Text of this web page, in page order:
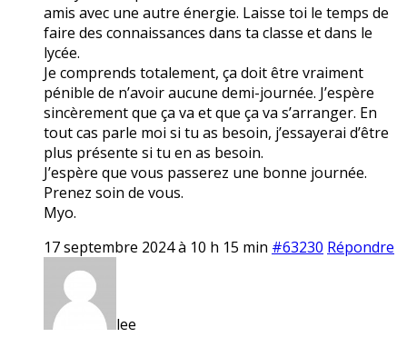
amis avec une autre énergie. Laisse toi le temps de
faire des connaissances dans ta classe et dans le
lycée.
Je comprends totalement, ça doit être vraiment
pénible de n’avoir aucune demi-journée. J’espère
sincèrement que ça va et que ça va s’arranger. En
tout cas parle moi si tu as besoin, j’essayerai d’être
plus présente si tu en as besoin.
J’espère que vous passerez une bonne journée.
Prenez soin de vous.
Myo.
17 septembre 2024 à 10 h 15 min #63230 Répondre
lee